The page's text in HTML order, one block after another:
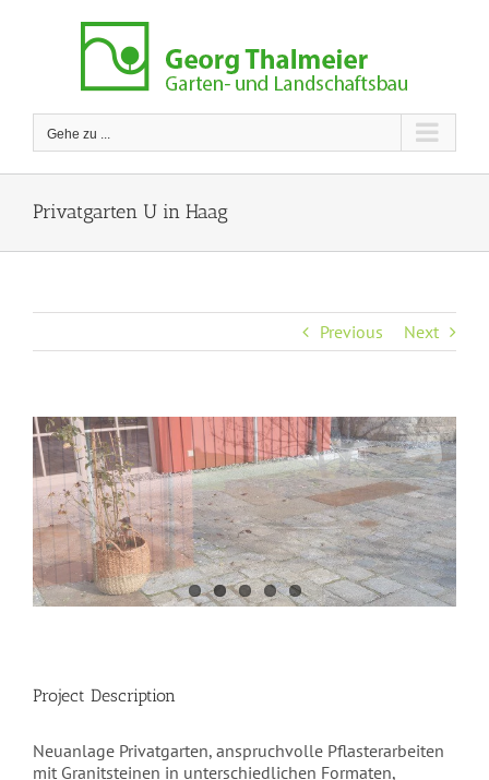
Gehe zu ...
Privatgarten U in Haag
Previous Next
Project Description
Neuanlage Privatgarten, anspruchvolle Pflasterarbeiten
mit Granitsteinen in unterschiedlichen Formaten,